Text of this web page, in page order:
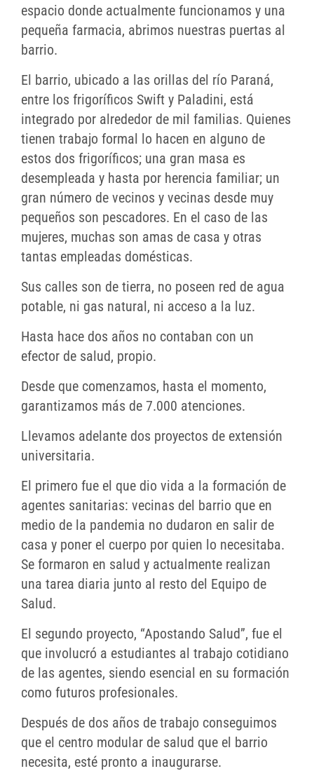
espacio donde actualmente funcionamos y una
pequeña farmacia, abrimos nuestras puertas al
barrio.
El barrio, ubicado a las orillas del río Paraná,
entre los frigoríficos Swift y Paladini, está
integrado por alrededor de mil familias. Quienes
tienen trabajo formal lo hacen en alguno de
estos dos frigoríficos; una gran masa es
desempleada y hasta por herencia familiar; un
gran número de vecinos y vecinas desde muy
pequeños son pescadores. En el caso de las
mujeres, muchas son amas de casa y otras
tantas empleadas domésticas.
Sus calles son de tierra, no poseen red de agua
potable, ni gas natural, ni acceso a la luz.
Hasta hace dos años no contaban con un
efector de salud, propio.
Desde que comenzamos, hasta el momento,
garantizamos más de 7.000 atenciones.
Llevamos adelante dos proyectos de extensión
universitaria.
El primero fue el que dio vida a la formación de
agentes sanitarias: vecinas del barrio que en
medio de la pandemia no dudaron en salir de
casa y poner el cuerpo por quien lo necesitaba.
Se formaron en salud y actualmente realizan
una tarea diaria junto al resto del Equipo de
Salud.
El segundo proyecto, “Apostando Salud”, fue el
que involucró a estudiantes al trabajo cotidiano
de las agentes, siendo esencial en su formación
como futuros profesionales.
Después de dos años de trabajo conseguimos
que el centro modular de salud que el barrio
necesita, esté pronto a inaugurarse.